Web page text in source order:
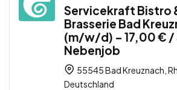
Servicekraft Bistro
Brasserie Bad
(m/w/d) – 17,00 € /
Nebenjob
55545 Bad Kreuznach,
Deutschland